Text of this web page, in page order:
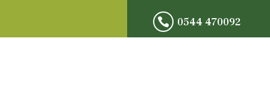
 0544 470092